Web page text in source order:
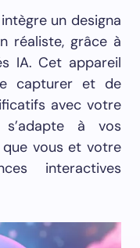
un designa
réaliste, grâce à
IA. Cet appareil
capturer et de
avec votre
à vos
vous et votre
interactives